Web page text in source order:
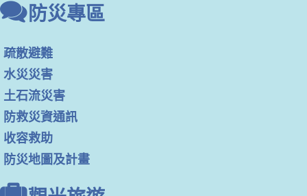
防災專區
疏散避難
水災災害
土石流災害
防救災資通訊
收容救助
防災地圖及計畫